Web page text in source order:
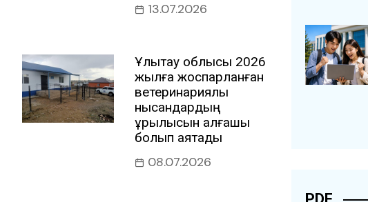
13.07.2026
Ұлытау облысы 2026
жылға жоспарланған
ветеринариялық
нысандардың
құрылысын алғашқы
болып аяқтады
08.07.2026